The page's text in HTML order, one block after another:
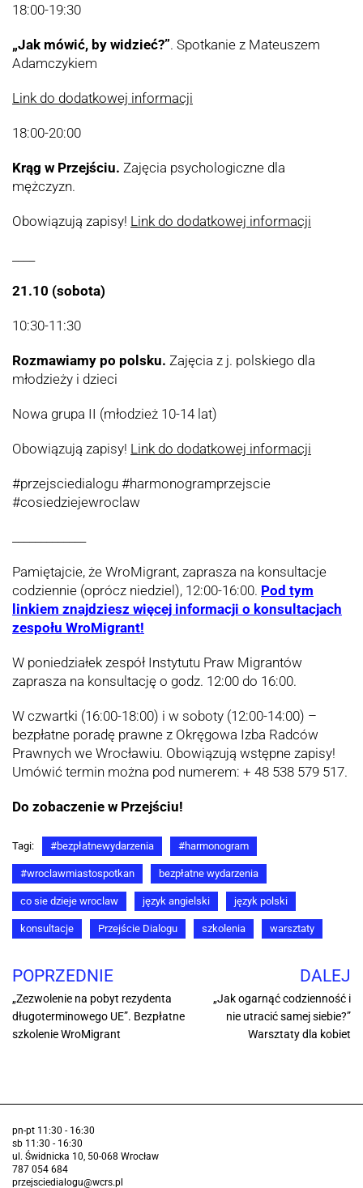
18:00-19:30
„Jak mówić, by widzieć?”. Spotkanie z Mateuszem
Adamczykiem
Link do dodatkowej informacji
18:00-20:00
Krąg w Przejściu. Zajęcia psychologiczne dla
mężczyzn.
Obowiązują zapisy! Link do dodatkowej informacji
21.10 (sobota)
10:30-11:30
Rozmawiamy po polsku. Zajęcia z j. polskiego dla
młodzieży i dzieci
Nowa grupa II (młodzież 10-14 lat)
Obowiązują zapisy! Link do dodatkowej informacji
#przejsciedialogu #harmonogramprzejscie
#cosiedziejewroclaw
Pamiętajcie, że WroMigrant, zaprasza na konsultacje
codziennie (oprócz niedziel), 12:00-16:00. Pod tym
linkiem znajdziesz więcej informacji o konsultacjach
zespołu WroMigrant!
W poniedziałek zespół Instytutu Praw Migrantów
zaprasza na konsultację o godz. 12:00 do 16:00.
W czwartki (16:00-18:00) i w soboty (12:00-14:00) –
bezpłatne poradę prawne z Okręgowa Izba Radców
Prawnych we Wrocławiu. Obowiązują wstępne zapisy!
Umówić termin można pod numerem: + 48 538 579 517.
Do zobaczenie w Przejściu!
Tagi: #bezpłatnewydarzenia #harmonogram
#wroclawmiastospotkan bezpłatne wydarzenia
co sie dzieje wroclaw język angielski język polski
konsultacje Przejście Dialogu szkolenia warsztaty
POPRZEDNIE
„Zezwolenie na pobyt rezydenta
długoterminowego UE”. Bezpłatne
szkolenie WroMigrant
DALEJ
„Jak ogarnąć codzienność i
nie utracić samej siebie?”
Warsztaty dla kobiet
pn-pt 11:30 - 16:30
sb 11:30 - 16:30
ul. Świdnicka 10, 50-068 Wrocław
787 054 684
przejsciedialogu@wcrs.pl